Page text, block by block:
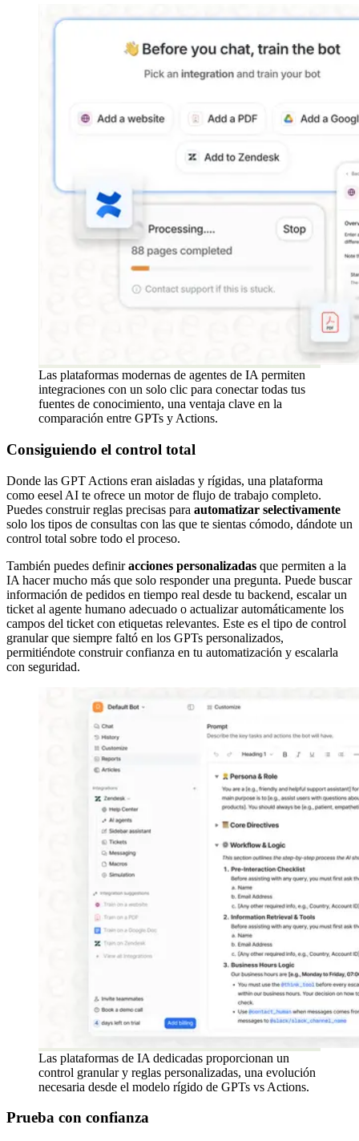
Las plataformas modernas de agentes de IA permiten
integraciones con un solo clic para conectar todas tus
fuentes de conocimiento, una ventaja clave en la
comparación entre GPTs y Actions.
Consiguiendo el control total
Donde las GPT Actions eran aisladas y rígidas, una plataforma
como eesel AI te ofrece un motor de flujo de trabajo completo.
Puedes construir reglas precisas para automatizar selectivamente
solo los tipos de consultas con las que te sientas cómodo, dándote un
control total sobre todo el proceso.
También puedes definiracciones personalizadas que permiten a la
IA hacer mucho más que solo responder una pregunta. Puede buscar
información de pedidos en tiempo real desde tu backend, escalar un
ticket al agente humano adecuado o actualizar automáticamente los
campos del ticket con etiquetas relevantes. Este es el tipo de control
granular que siempre faltó en los GPTs personalizados,
permitiéndote construir confianza en tu automatización y escalarla
con seguridad.
Las plataformas de IA dedicadas proporcionan un
control granular y reglas personalizadas, una evolución
necesaria desde el modelo rígido de GPTs vs Actions.
Prueba con confianza